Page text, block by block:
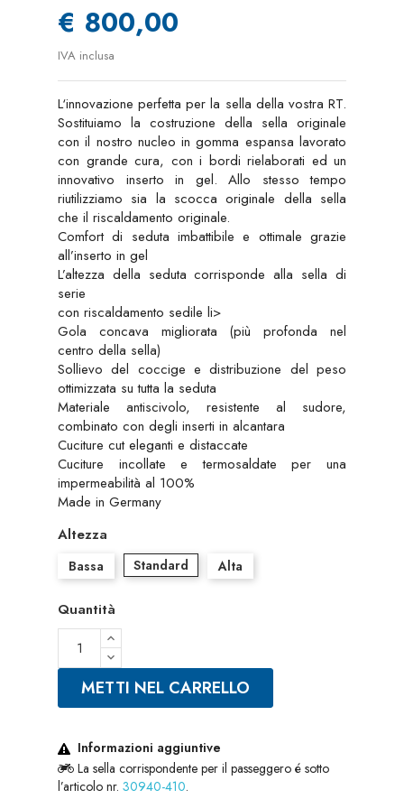
€ 800,00
IVA inclusa
L‘innovazione perfetta per la sella della vostra RT.
Sostituiamo la costruzione della sella originale
con il nostro nucleo in gomma espansa lavorato
con grande cura, con i bordi rielaborati ed un
innovativo inserto in gel. Allo stesso tempo
riutilizziamo sia la scocca originale della sella
che il riscaldamento originale.
Comfort di seduta imbattibile e ottimale grazie
all’inserto in gel
L’altezza della seduta corrisponde alla sella di
serie
con riscaldamento sedile li>
Gola concava migliorata (più profonda nel
centro della sella)
Sollievo del coccige e distribuzione del peso
ottimizzata su tutta la seduta
Materiale antiscivolo, resistente al sudore,
combinato con degli inserti in alcantara
Cuciture cut eleganti e distaccate
Cuciture incollate e termosaldate per una
impermeabilità al 100%
Made in Germany
Altezza
Bassa Standard Alta
Quantità
METTI NEL CARRELLO
Informazioni aggiuntive
La sella corrispondente per il passeggero é sotto
l’articolo nr. 30940-410.